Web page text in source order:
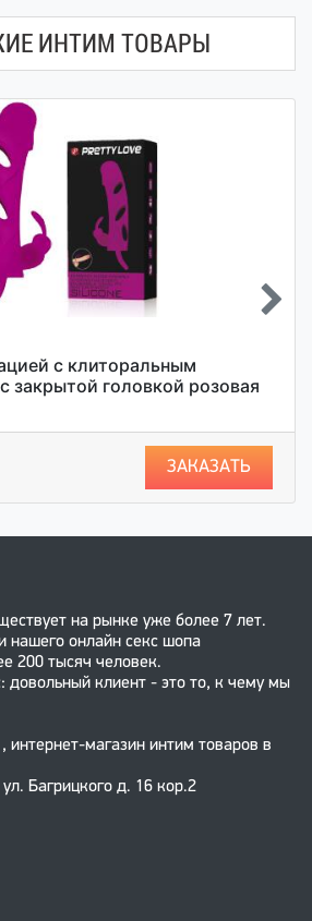
ИНТИМ ТОВАРЫ
с клиторальным
закрытой головкой розовая
ЗАКАЗАТЬ
на рынке уже более 7 лет.
нашего онлайн секс шопа
200 тысяч человек.
довольный клиент - это то, к чему мы
интернет-магазин интим товаров в
Багрицкого д. 16 кор.2